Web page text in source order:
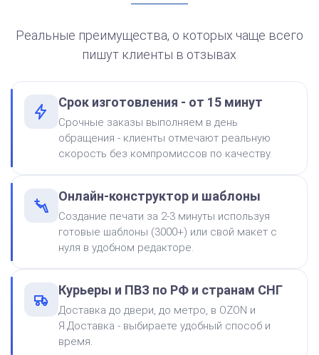
от 550
Печать ООО № Р87
Заказать
от 600
250
Краска на водной основе
Shiny S-62 КРАСНАЯ 28ml
300
Shiny SP-2F 88х57мм
500
Реальные преимущества, о которых чаще всего
пишут клиенты в отзывах
Срок изготовления - от 15 минут
Срочные заказы выполняем в день
обращения - клиенты отмечают реальную
скорость без компромиссов по качеству.
Онлайн-конструктор и шаблоны
Создание печати за 2-3 минуты используя
готовые шаблоны (3000+) или свой макет с
нуля в удобном редакторе.
Курьеры и ПВЗ по РФ и странам СНГ
Доставка до двери, до метро, в OZON и
Я.Доставка - выбираете удобный способ и
время.